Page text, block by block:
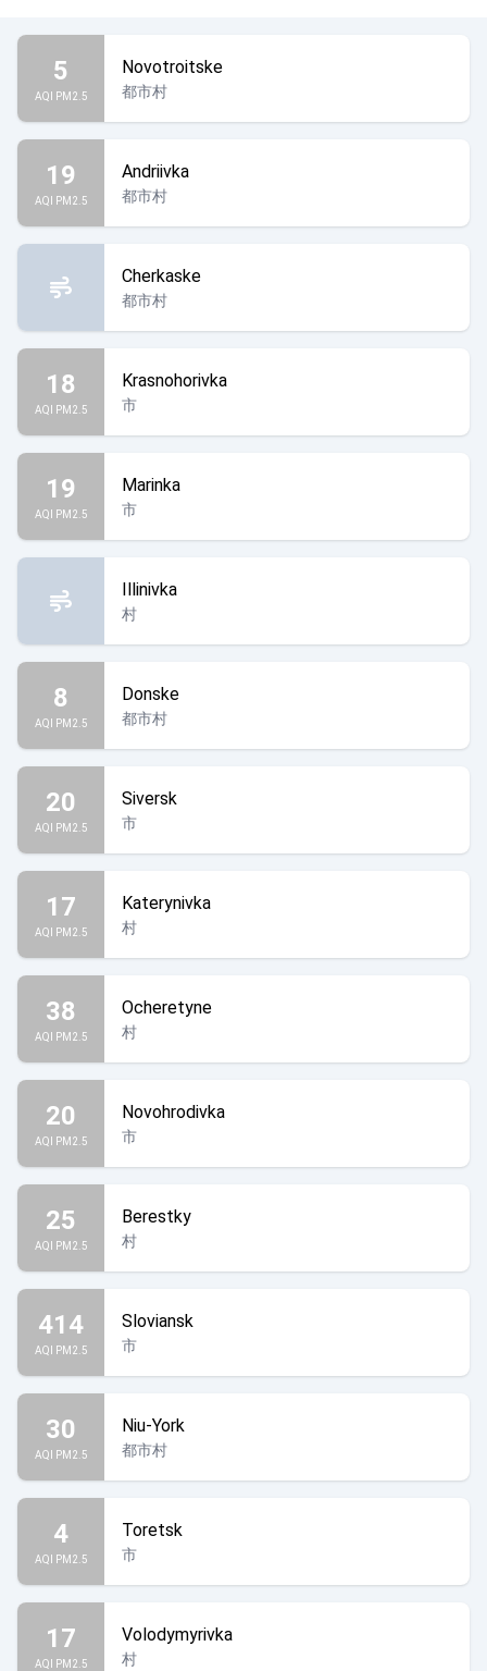
5
AQI PM2.5
Novotroitske
都市村
19
AQI PM2.5
Andriivka
都市村
Cherkaske
都市村
18
AQI PM2.5
Krasnohorivka
市
19
AQI PM2.5
Marinka
市
Illinivka
村
8
AQI PM2.5
Donske
都市村
20
AQI PM2.5
Siversk
市
17
AQI PM2.5
Katerynivka
村
38
AQI PM2.5
Ocheretyne
村
20
AQI PM2.5
Novohrodivka
市
25
AQI PM2.5
Berestky
村
414
AQI PM2.5
Sloviansk
市
30
AQI PM2.5
Niu-York
都市村
4
AQI PM2.5
Toretsk
市
17
AQI PM2.5
Volodymyrivka
村